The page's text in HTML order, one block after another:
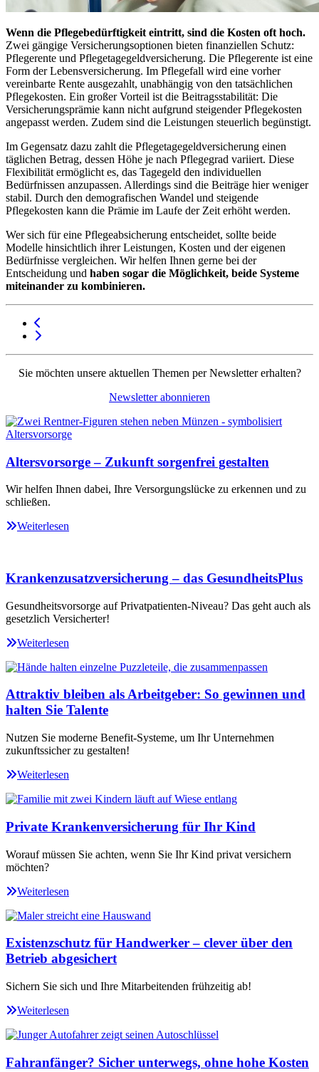
Wenn die Pflegebedürftigkeit eintritt, sind die Kosten oft hoch.
Zwei gängige Versicherungsoptionen bieten finanziellen Schutz:
Pflegerente und Pflegetagegeldversicherung. Die Pflegerente ist eine
Form der Lebensversicherung. Im Pflegefall wird eine vorher
vereinbarte Rente ausgezahlt, unabhängig von den tatsächlichen
Pflegekosten. Ein großer Vorteil ist die Beitragsstabilität: Die
Versicherungsprämie kann nicht aufgrund steigender Pflegekosten
angepasst werden. Zudem sind die Leistungen steuerlich begünstigt.
Im Gegensatz dazu zahlt die Pflegetagegeldversicherung einen
täglichen Betrag, dessen Höhe je nach Pflegegrad variiert. Diese
Flexibilität ermöglicht es, das Tagegeld den individuellen
Bedürfnissen anzupassen. Allerdings sind die Beiträge hier weniger
stabil. Durch den demografischen Wandel und steigende
Pflegekosten kann die Prämie im Laufe der Zeit erhöht werden.
Wer sich für eine Pflegeabsicherung entscheidet, sollte beide
Modelle hinsichtlich ihrer Leistungen, Kosten und der eigenen
Bedürfnisse vergleichen. Wir helfen Ihnen gerne bei der
Entscheidung und haben sogar die Möglichkeit, beide Systeme
miteinander zu kombinieren.
Sie möchten unsere aktuellen Themen per Newsletter erhalten?
Newsletter abonnieren
Altersvorsorge – Zukunft sorgenfrei gestalten
Wir helfen Ihnen dabei, Ihre Versorgungslücke zu erkennen und zu
schließen.
Weiterlesen
Krankenzusatzversicherung – das GesundheitsPlus
Gesundheitsvorsorge auf Privatpatienten-Niveau? Das geht auch als
gesetzlich Versicherter!
Weiterlesen
Attraktiv bleiben als Arbeitgeber: So gewinnen und
halten Sie Talente
Nutzen Sie moderne Benefit-Systeme, um Ihr Unternehmen
zukunftssicher zu gestalten!
Weiterlesen
Private Krankenversicherung für Ihr Kind
Worauf müssen Sie achten, wenn Sie Ihr Kind privat versichern
möchten?
Weiterlesen
Existenzschutz für Handwerker – clever über den
Betrieb abgesichert
Sichern Sie sich und Ihre Mitarbeitenden frühzeitig ab!
Weiterlesen
Fahranfänger? Sicher unterwegs, ohne hohe Kosten